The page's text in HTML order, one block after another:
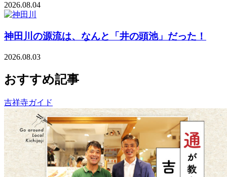
2026.08.04
神田川の源流は、なんと「井の頭池」だった！
2026.08.03
おすすめ記事
吉祥寺ガイド